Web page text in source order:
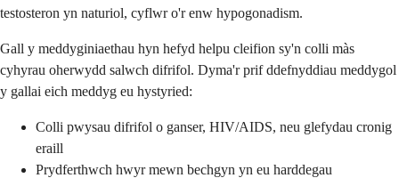
testosteron yn naturiol, cyflwr o'r enw hypogonadism.
Gall y meddyginiaethau hyn hefyd helpu cleifion sy'n colli màs
cyhyrau oherwydd salwch difrifol. Dyma'r prif ddefnyddiau meddygol
y gallai eich meddyg eu hystyried:
Colli pwysau difrifol o ganser, HIV/AIDS, neu glefydau cronig
eraill
Prydferthwch hwyr mewn bechgyn yn eu harddegau